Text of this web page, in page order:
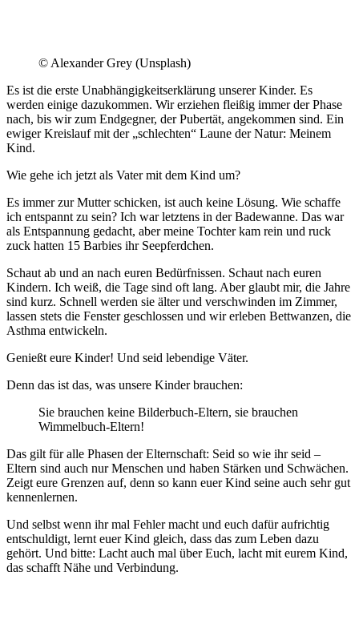
© Alexander Grey (Unsplash)
Es ist die erste Unabhängigkeitserklärung unserer Kinder. Es
werden einige dazukommen. Wir erziehen fleißig immer der Phase
nach, bis wir zum Endgegner, der Pubertät, angekommen sind. Ein
ewiger Kreislauf mit der „schlechten“ Laune der Natur: Meinem
Kind.
Wie gehe ich jetzt als Vater mit dem Kind um?
Es immer zur Mutter schicken, ist auch keine Lösung. Wie schaffe
ich entspannt zu sein? Ich war letztens in der Badewanne. Das war
als Entspannung gedacht, aber meine Tochter kam rein und ruck
zuck hatten 15 Barbies ihr Seepferdchen.
Schaut ab und an nach euren Bedürfnissen. Schaut nach euren
Kindern. Ich weiß, die Tage sind oft lang. Aber glaubt mir, die Jahre
sind kurz. Schnell werden sie älter und verschwinden im Zimmer,
lassen stets die Fenster geschlossen und wir erleben Bettwanzen, die
Asthma entwickeln.
Genießt eure Kinder! Und seid lebendige Väter.
Denn das ist das, was unsere Kinder brauchen:
Sie brauchen keine Bilderbuch-Eltern, sie brauchen
Wimmelbuch-Eltern!
Das gilt für alle Phasen der Elternschaft: Seid so wie ihr seid –
Eltern sind auch nur Menschen und haben Stärken und Schwächen.
Zeigt eure Grenzen auf, denn so kann euer Kind seine auch sehr gut
kennenlernen.
Und selbst wenn ihr mal Fehler macht und euch dafür aufrichtig
entschuldigt, lernt euer Kind gleich, dass das zum Leben dazu
gehört. Und bitte: Lacht auch mal über Euch, lacht mit eurem Kind,
das schafft Nähe und Verbindung.